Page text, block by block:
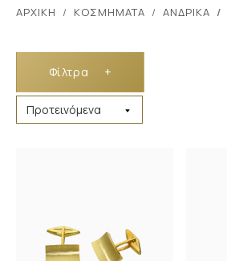
ΑΡΧΙΚΗ ΚΟΣΜΗΜΑΤΑ ΑΝΔΡΙΚΑ
Φίλτρα +